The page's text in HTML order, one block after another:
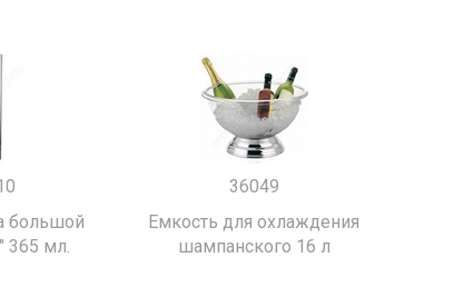
большой
365 мл.
36049
Емкость для охлаждения
шампанского 16 л